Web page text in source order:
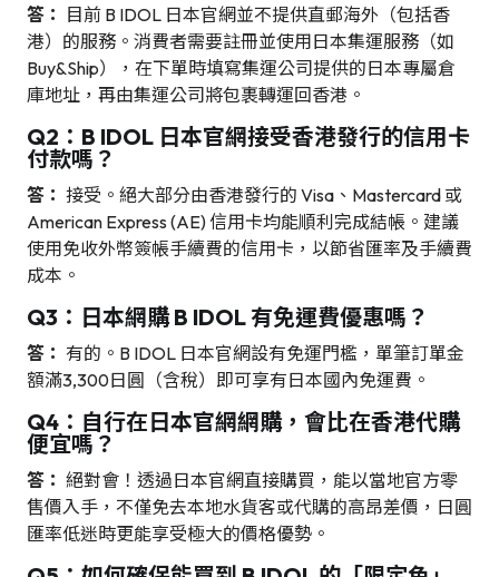
答： 目前 B IDOL 日本官網並不提供直郵海外（包括香
港）的服務。消費者需要註冊並使用日本集運服務（如
Buy&Ship），在下單時填寫集運公司提供的日本專屬倉
庫地址，再由集運公司將包裹轉運回香港。
Q2：B IDOL 日本官網接受香港發行的信用卡
付款嗎？
答： 接受。絕大部分由香港發行的 Visa、Mastercard 或
American Express (AE) 信用卡均能順利完成結帳。建議
使用免收外幣簽帳手續費的信用卡，以節省匯率及手續費
成本。
Q3：日本網購 B IDOL 有免運費優惠嗎？
答： 有的。B IDOL 日本官網設有免運門檻，單筆訂單金
額滿3,300日圓（含稅）即可享有日本國內免運費。
Q4：自行在日本官網網購，會比在香港代購
便宜嗎？
答： 絕對會！透過日本官網直接購買，能以當地官方零
售價入手，不僅免去本地水貨客或代購的高昂差價，日圓
匯率低迷時更能享受極大的價格優勢。